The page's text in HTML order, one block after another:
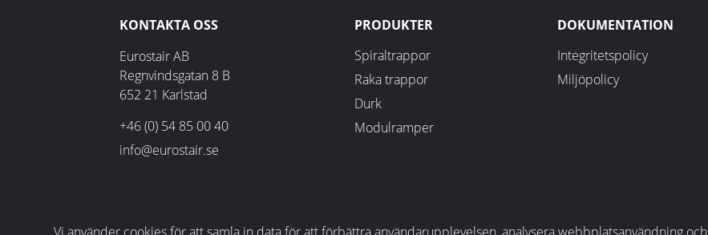
KONTAKTA OSS
Eurostair AB
Regnvindsgatan 8 B
652 21 Karlstad
+46 (0) 54 85 00 40
info@eurostair.se
PRODUKTER
Spiraltrappor
Raka trappor
Durk
Modulramper
DOKUMENTATION
Integritetspolicy
Miljöpolicy